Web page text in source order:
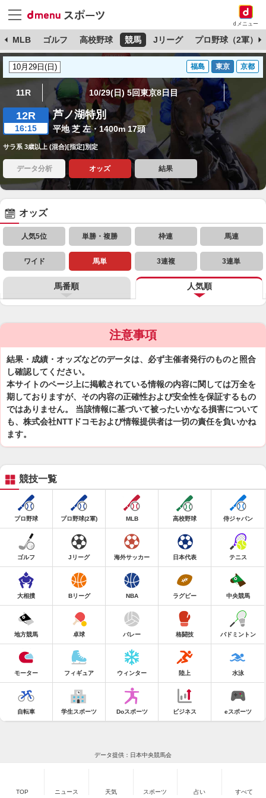
dメニュー
MLB ゴルフ 高校野球 競馬 Jリーグ プロ野球（2軍）
福島 東京 京都
11R 10/29(日) 5回東京8日目
12R
16:15
芦ノ湖特別
平地 芝 左・1400m 17頭
サラ系 3歳以上 (混合)[指定]別定
データ分析 オッズ 結果
オッズ
人気5位 単勝・複勝 枠連 馬連
ワイド 馬単 3連複 3連単
馬番順 人気順
注意事項
結果・成績・オッズなどのデータは、必ず主催者発行のものと照合
し確認してください。
本サイトのページ上に掲載されている情報の内容に関しては万全を
期しておりますが、その内容の正確性および安全性を保証するもの
ではありません。 当該情報に基づいて被ったいかなる損害について
も、株式会社NTTドコモおよび情報提供者は一切の責任を負いかね
ます。
競技一覧
プロ野球 プロ野球(2軍) MLB 高校野球 侍ジャパン
ゴルフ Jリーグ 海外サッカー 日本代表 テニス
大相撲 Bリーグ NBA ラグビー 中央競馬
地方競馬 卓球 バレー 格闘技 バドミントン
モーター フィギュア ウィンター 陸上 水泳
自転車 学生スポーツ Doスポーツ ビジネス eスポーツ
データ提供：日本中央競馬会
TOP ニュース 天気 スポーツ 占い すべて